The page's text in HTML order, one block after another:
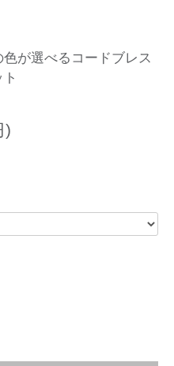
が選べるコードブレス
)